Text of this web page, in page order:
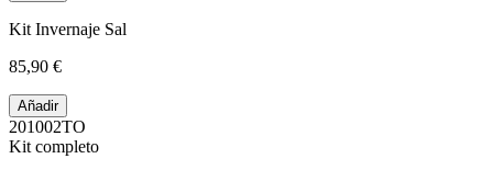
Kit Invernaje Sal
85,90 €
Añadir
201002TO
Kit completo